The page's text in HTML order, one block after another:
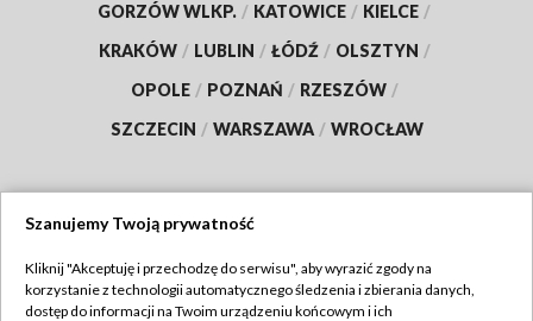
GORZÓW WLKP. / KATOWICE / KIELCE /
KRAKÓW / LUBLIN / ŁÓDŹ / OLSZTYN /
OPOLE / POZNAŃ / RZESZÓW /
SZCZECIN / WARSZAWA / WROCŁAW
TVP
Szanujemy Twoją prywatność
Kliknij "Akceptuję i przechodzę do serwisu", aby wyrazić zgody na
korzystanie z technologii automatycznego śledzenia i zbierania danych,
dostęp do informacji na Twoim urządzeniu końcowym i ich